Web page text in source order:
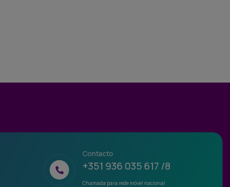
Contacto
+351 936 035 617 /8
Chamada para rede móvel nacional